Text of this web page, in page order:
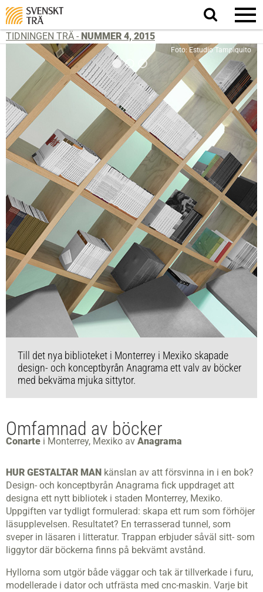
Sök
på
TIDNINGEN TRÄ - NUMMER 4, 2015
Foto: Estudio Tampiquito
Till det nya biblioteket i Monterrey i Mexiko skapade
design- och konceptbyrån Anagrama ett valv av böcker
med bekväma mjuka sittytor.
Omfamnad av böcker
Conarte i Monterrey, Mexiko av Anagrama
HUR GESTALTAR MAN känslan av att försvinna in i en bok?
Design- och konceptbyrån Anagrama fick uppdraget att
designa ett nytt bibliotek i staden Monterrey, Mexiko.
Uppgiften var tydligt formulerad: skapa ett rum som förhöjer
läsupplevelsen. Resultatet? En terrasserad tunnel, som
sveper in läsaren i litteratur. Trappan erbjuder såväl sitt- som
liggytor där böckerna finns på bekvämt avstånd.
Hyllorna som utgör både väggar och tak är tillverkade i furu,
modellerade i dator och utfrästa med cnc-maskin. Varje bit